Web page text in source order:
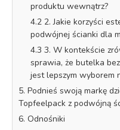
produktu wewnątrz?
4.2 2. Jakie korzyści
podwójnej ścianki dla
4.3 3. W kontekście
sprawia, że butelka
jest lepszym wyborem
5. Podnieś swoją markę
Topfeelpack z podwójną
6. Odnośniki